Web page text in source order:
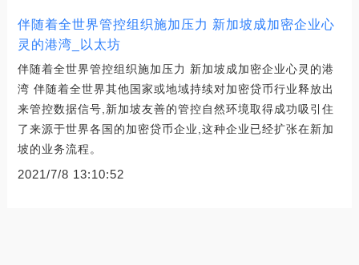
伴随着全世界管控组织施加压力 新加坡成加密企业心
灵的港湾_以太坊
伴随着全世界管控组织施加压力 新加坡成加密企业心灵的港
湾 伴随着全世界其他国家或地域持续对加密贷币行业释放出
来管控数据信号,新加坡友善的管控自然环境取得成功吸引住
了来源于世界各国的加密贷币企业,这种企业已经扩张在新加
坡的业务流程。
2021/7/8 13:10:52